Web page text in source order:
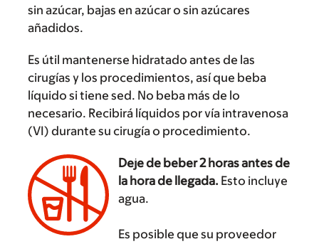
sin azúcar, bajas en azúcar o sin azúcares
añadidos.
Es útil mantenerse hidratado antes de las
cirugías y los procedimientos, así que beba
líquido si tiene sed. No beba más de lo
necesario. Recibirá líquidos por vía intravenosa
(VI) durante su cirugía o procedimiento.
Deje de beber 2 horas antes de
la hora de llegada. Esto incluye
agua.
Es posible que su proveedor